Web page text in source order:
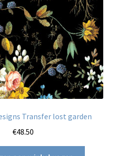
Transfer lost garden
€48.50